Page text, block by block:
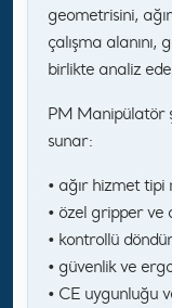
geometrisini,
çalışma alanını,
birlikte analiz
PM Manipülatör
sunar:
• ağır hizmet
• özel gripper ve
• kontrollü
• güvenlik ve
• CE uygunluğu